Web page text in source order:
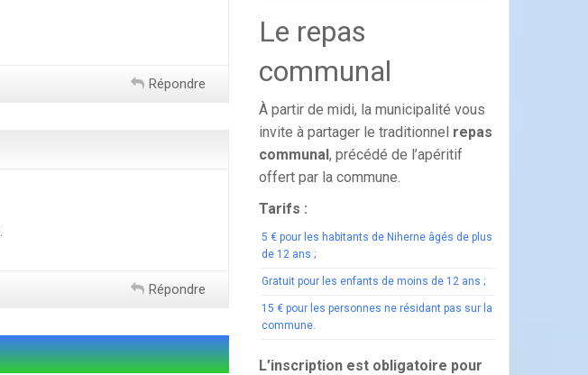
Répondre
Répondre
Le repas
communal
À partir de midi, la municipalité vous
invite à partager le traditionnel repas
communal, précédé de l’apéritif
offert par la commune.
Tarifs :
5 € pour les habitants de Niherne âgés de plus
de 12 ans ;
Gratuit pour les enfants de moins de 12 ans ;
15 € pour les personnes ne résidant pas sur la
commune.
L’inscription est obligatoire pour